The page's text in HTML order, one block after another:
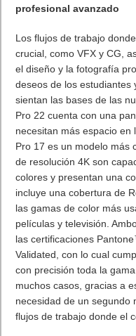
Enki se complementan
Enki – Comodidad de
Ya sea que desees
nunca tiene que terminar
Razer Enki. Al lograr un
de la distribución de peso
silla de juegos que
Polipiel ecológico y de
combinación de
principales de la Razer
tejido texturizado para
refinada; por su parte, los
suave polipiel para
Enki X – Comodidad
Con la comodidad de todo
maratones de juego
proporcionar una
juegos esencial alcanza